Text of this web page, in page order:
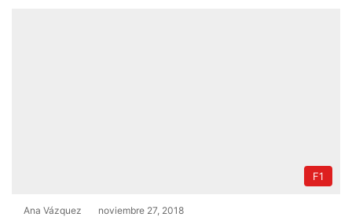
F1
Ana Vázquez noviembre 27, 2018